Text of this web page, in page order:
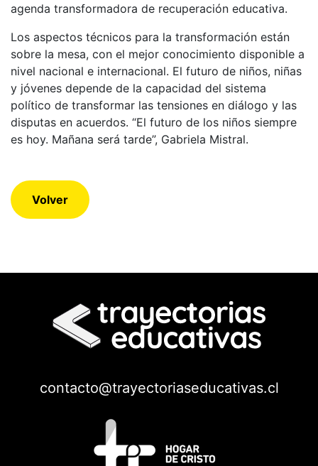
agenda transformadora de recuperación educativa.
Los aspectos técnicos para la transformación están
sobre la mesa, con el mejor conocimiento disponible a
nivel nacional e internacional. El futuro de niños, niñas
y jóvenes depende de la capacidad del sistema
político de transformar las tensiones en diálogo y las
disputas en acuerdos. “El futuro de los niños siempre
es hoy. Mañana será tarde”, Gabriela Mistral.
Volver
contacto@trayectoriaseducativas.cl